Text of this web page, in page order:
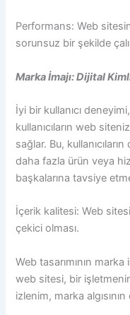
Performans: Web
sorunsuz bir şekilde
Marka İmajı: Dijital
İyi bir kullanıcı
kullanıcıların web
sağlar. Bu,
daha fazla ürün veya
başkalarına tavsiye
İçerik kalitesi: Web
çekici olması.
Web tasarımının
web sitesi, bir
izlenim, marka